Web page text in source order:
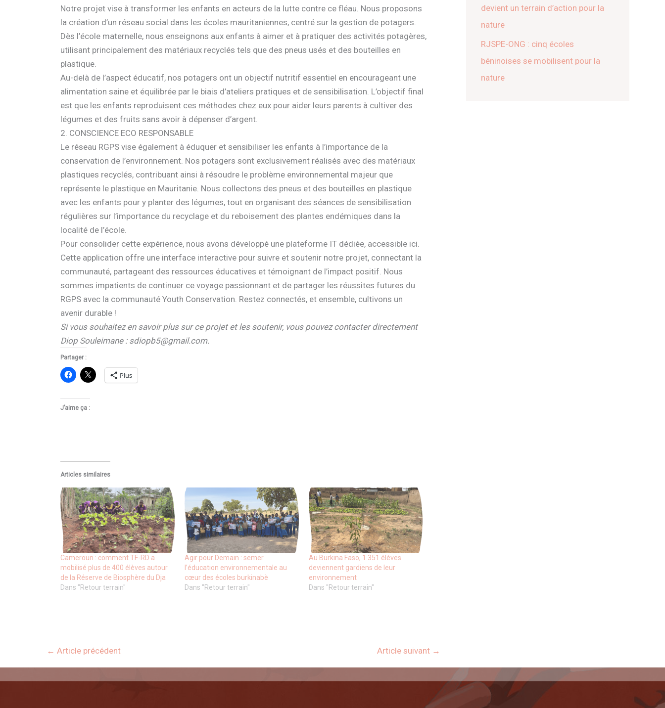
Notre projet vise à transformer les enfants en acteurs de la lutte contre ce fléau. Nous proposons
la création d’un réseau social dans les écoles mauritaniennes, centré sur la gestion de potagers.
Dès l’école maternelle, nous enseignons aux enfants à aimer et à pratiquer des activités potagères,
utilisant principalement des matériaux recyclés tels que des pneus usés et des bouteilles en
plastique.
Au-delà de l’aspect éducatif, nos potagers ont un objectif nutritif essentiel en encourageant une
alimentation saine et équilibrée par le biais d’ateliers pratiques et de sensibilisation. L’objectif final
est que les enfants reproduisent ces méthodes chez eux pour aider leurs parents à cultiver des
légumes et des fruits sans avoir à dépenser d’argent.
2. CONSCIENCE ECO RESPONSABLE
Le réseau RGPS vise également à éduquer et sensibiliser les enfants à l’importance de la
conservation de l’environnement. Nos potagers sont exclusivement réalisés avec des matériaux
plastiques recyclés, contribuant ainsi à résoudre le problème environnemental majeur que
représente le plastique en Mauritanie. Nous collectons des pneus et des bouteilles en plastique
avec les enfants pour y planter des légumes, tout en organisant des séances de sensibilisation
régulières sur l’importance du recyclage et du reboisement des plantes endémiques dans la
localité de l’école.
Pour consolider cette expérience, nous avons développé une plateforme IT dédiée, accessible ici.
Cette application offre une interface interactive pour suivre et soutenir notre projet, connectant la
communauté, partageant des ressources éducatives et témoignant de l’impact positif. Nous
sommes impatients de continuer ce voyage passionnant et de partager les réussites futures du
RGPS avec la communauté Youth Conservation. Restez connectés, et ensemble, cultivons un
avenir durable !
Si vous souhaitez en savoir plus sur ce projet et les soutenir, vous pouvez contacter directement
Diop Souleimane : sdiopb5@gmail.com.
Partager :
Plus
J’aime ça :
Articles similaires
Cameroun : comment TF-RD a
mobilisé plus de 400 élèves autour
de la Réserve de Biosphère du Dja
Dans "Retour terrain"
Agir pour Demain : semer
l’éducation environnementale au
cœur des écoles burkinabè
Dans "Retour terrain"
Au Burkina Faso, 1 351 élèves
deviennent gardiens de leur
environnement
Dans "Retour terrain"
← Article précédent Article suivant →
devient un terrain d’action pour la
nature
RJSPE-ONG : cinq écoles
béninoises se mobilisent pour la
nature